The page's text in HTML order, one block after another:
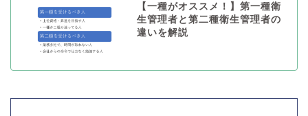
【一種がオススメ！】第一種衛
生管理者と第二種衛生管理者の
違いを解説